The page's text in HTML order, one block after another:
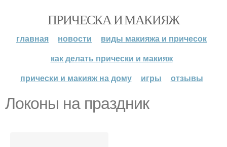
ПРИЧЕСКА И МАКИЯЖ
главная новости
виды макияжа и причесок
как делать прически и макияж
прически и макияж на дому
игры отзывы
Локоны на праздник